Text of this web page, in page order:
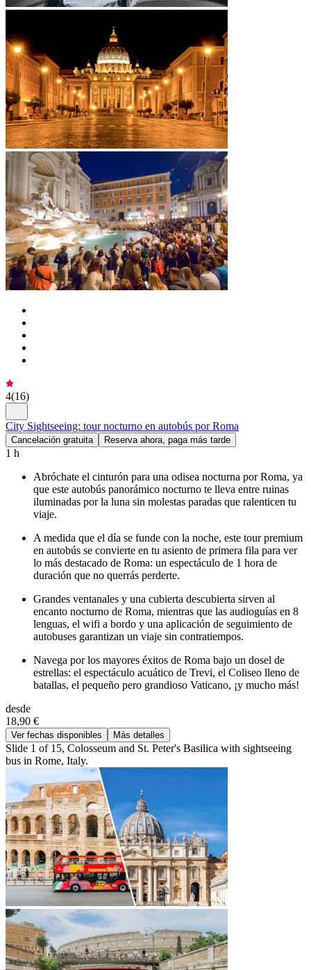
4(16)
City Sightseeing: tour nocturno en autobús por Roma
Cancelación gratuita Reserva ahora, paga más tarde
1 h
Abróchate el cinturón para una odisea nocturna por Roma, ya
que este autobús panorámico nocturno te lleva entre ruinas
iluminadas por la luna sin molestas paradas que ralenticen tu
viaje.
A medida que el día se funde con la noche, este tour premium
en autobús se convierte en tu asiento de primera fila para ver
lo más destacado de Roma: un espectáculo de 1 hora de
duración que no querrás perderte.
Grandes ventanales y una cubierta descubierta sirven al
encanto nocturno de Roma, mientras que las audioguías en 8
lenguas, el wifi a bordo y una aplicación de seguimiento de
autobuses garantizan un viaje sin contratiempos.
Navega por los mayores éxitos de Roma bajo un dosel de
estrellas: el espectáculo acuático de Trevi, el Coliseo lleno de
batallas, el pequeño pero grandioso Vaticano, ¡y mucho más!
desde
18,90 €
Ver fechas disponibles Más detalles
Slide 1 of 15, Colosseum and St. Peter's Basilica with sightseeing
bus in Rome, Italy.